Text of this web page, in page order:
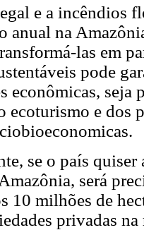
e a incêndios
anual na
las em
pode
econômicas, seja
ecoturismo e dos
se o país quiser
será
10 milhões de
privadas